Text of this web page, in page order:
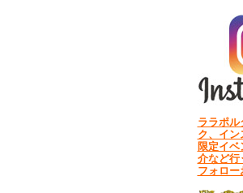
ララポル
ク、イン
限定イ
介など行
フォロー